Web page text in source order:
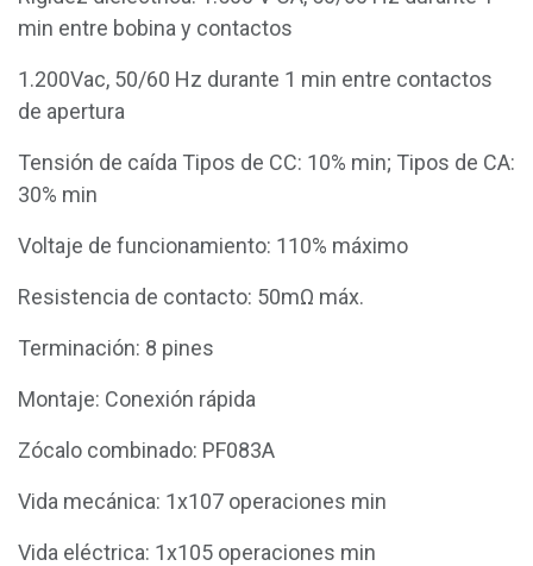
min entre bobina y contactos
1.200Vac, 50/60 Hz durante 1 min entre contactos
de apertura
Tensión de caída Tipos de CC: 10% min; Tipos de CA:
30% min
Voltaje de funcionamiento: 110% máximo
Resistencia de contacto: 50mΩ máx.
Terminación: 8 pines
Montaje: Conexión rápida
Zócalo combinado: PF083A
Vida mecánica: 1x107 operaciones min
Vida eléctrica: 1x105 operaciones min